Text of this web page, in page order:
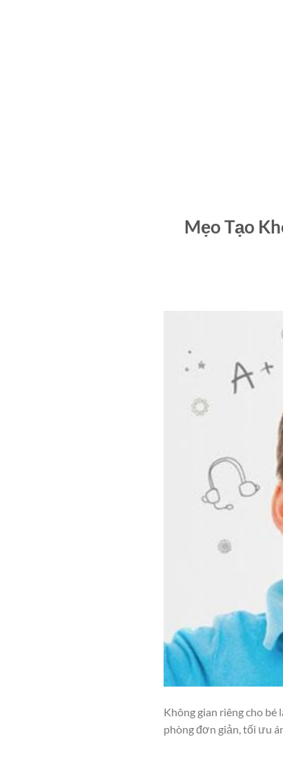
Mẹo Tạo
Không gian riêng cho
phòng đơn giản, tối ưu